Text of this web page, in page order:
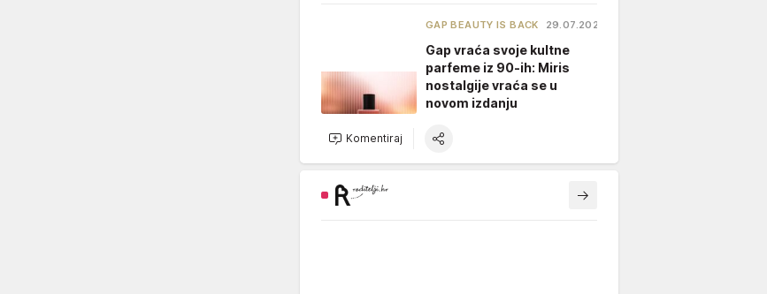
GAP BEAUTY IS BACK 29.07.2026.
Gap vraća svoje kultne
parfeme iz 90-ih: Miris
nostalgije vraća se u
novom izdanju
Komentiraj